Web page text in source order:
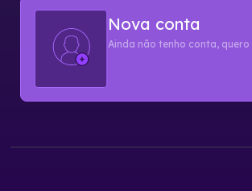
Nova conta
Ainda não tenho conta,